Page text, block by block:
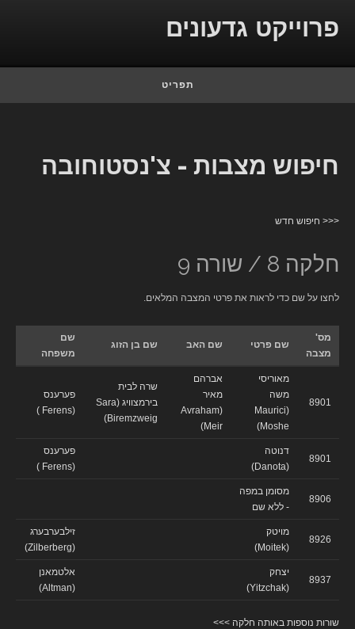
פרוייקט גדעונים
תפריט
חיפוש מצבות - צ'נסטוחובה
<<< חיפוש חדש
חלקה 8 / שורה 9
לחצו על שם כדי לראות את פרטי המצבה המלאים.
מס'
מצבה
שם פרטי שם האב שם בן הזוג
שם
משפחה
8901
מאוריסי
משה
(Maurici
Moshe)
אברהם
מאיר
(Avraham
Meir)
שרה לבית
בירמצוויג (Sara
Biremzweig)
פערענס
(Ferens )
8901
דנוטה
(Danota)
פערענס
(Ferens )
8906
מסומן במפה
- ללא שם
8926
מויטק
(Moitek)
זילבערבערג
(Zilberberg)
8937
יצחק
(Yitzchak)
אלטמאנן
(Altman)
שורות נוספות באותה חלקה >>>